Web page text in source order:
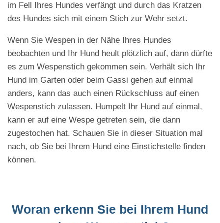
im Fell Ihres Hundes verfängt und durch das Kratzen
des Hundes sich mit einem Stich zur Wehr setzt.
Wenn Sie Wespen in der Nähe Ihres Hundes
beobachten und Ihr Hund heult plötzlich auf, dann dürfte
es zum Wespenstich gekommen sein. Verhält sich Ihr
Hund im Garten oder beim Gassi gehen auf einmal
anders, kann das auch einen Rückschluss auf einen
Wespenstich zulassen. Humpelt Ihr Hund auf einmal,
kann er auf eine Wespe getreten sein, die dann
zugestochen hat. Schauen Sie in dieser Situation mal
nach, ob Sie bei Ihrem Hund eine Einstichstelle finden
können.
Woran erkenn Sie bei Ihrem Hund